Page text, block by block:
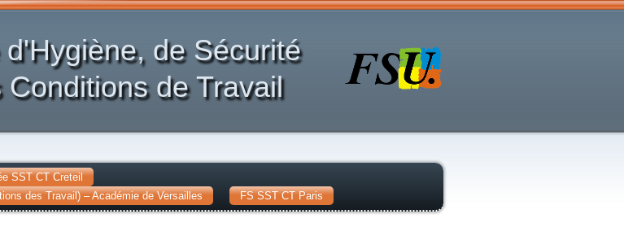
d'Hygiène, de Sécurité
Conditions de Travail
SST CT Creteil
des Travail) – Académie de Versailles
FS SST CT Paris